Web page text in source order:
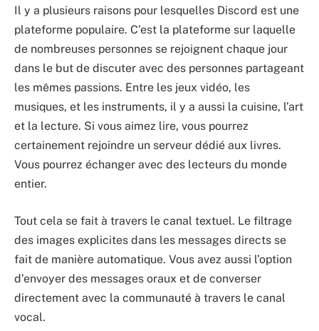
Il y a plusieurs raisons pour lesquelles Discord est une
plateforme populaire. C’est la plateforme sur laquelle
de nombreuses personnes se rejoignent chaque jour
dans le but de discuter avec des personnes partageant
les mêmes passions. Entre les jeux vidéo, les
musiques, et les instruments, il y a aussi la cuisine, l’art
et la lecture. Si vous aimez lire, vous pourrez
certainement rejoindre un serveur dédié aux livres.
Vous pourrez échanger avec des lecteurs du monde
entier.
Tout cela se fait à travers le canal textuel. Le filtrage
des images explicites dans les messages directs se
fait de manière automatique. Vous avez aussi l’option
d’envoyer des messages oraux et de converser
directement avec la communauté à travers le canal
vocal.